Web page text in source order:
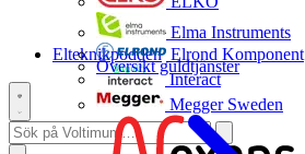
Elma Instruments
Elrond Komponent
Interact
Megger Sweden
Översikt guldtjänster
Elteknikpodden